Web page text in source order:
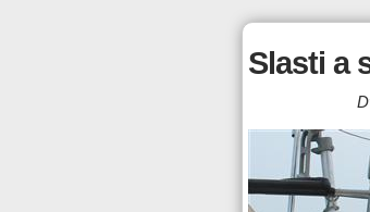
Slasti a